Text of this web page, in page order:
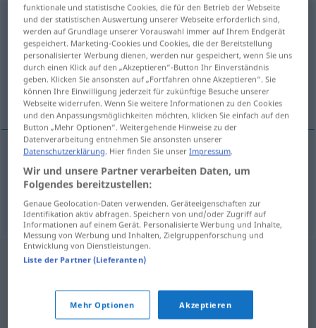
Kammmuschelf
Übersicht aller Übersetzungen
(Für mehr Details die Übersetzung anklicken/antippen)
pechina, venera
pechinaf Kammmuschel ZOOL
veneraf Kammmuschel ZOOL
funktionale und statistische Cookies, die für den Betrieb der Webseite
und der statistischen Auswertung unserer Webseite erforderlich sind,
werden auf Grundlage unserer Vorauswahl immer auf Ihrem Endgerät
gespeichert. Marketing-Cookies und Cookies, die der Bereitstellung
personalisierter Werbung dienen, werden nur gespeichert, wenn Sie uns
durch einen Klick auf den „Akzeptieren“-Button Ihr Einverständnis
geben. Klicken Sie ansonsten auf „Fortfahren ohne Akzeptieren“. Sie
können Ihre Einwilligung jederzeit für zukünftige Besuche unserer
Webseite widerrufen. Wenn Sie weitere Informationen zu den Cookies
und den Anpassungsmöglichkeiten möchten, klicken Sie einfach auf den
Button „Mehr Optionen“. Weitergehende Hinweise zu der
Datenverarbeitung entnehmen Sie ansonsten unserer
Datenschutzerklärung. Hier finden Sie unserImpressum.
Wir und unsere Partner verarbeiten Daten, um
Folgendes bereitzustellen:
Genaue Geolocation-Daten verwenden. Geräteeigenschaften zur
Identifikation aktiv abfragen. Speichern von und/oder Zugriff auf
Informationen auf einem Gerät. Personalisierte Werbung und Inhalte,
Messung von Werbung und Inhalten, Zielgruppenforschung und
Entwicklung von Dienstleistungen.
Liste der Partner (Lieferanten)
Mehr Optionen Akzeptieren